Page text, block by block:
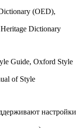
(OED),
Dictionary
Guide, Oxford Style
of Style
настройки